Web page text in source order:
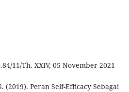
11/Th. XXIV, 05 November 2021
(2019). Peran Self-Efficacy Sebagai